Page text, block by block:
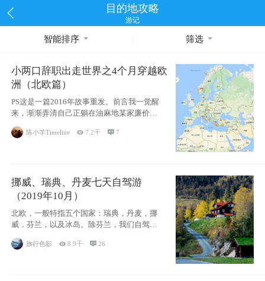
目的地攻略
游记
智能排序 筛选
小两口辞职出走世界之4个月穿越欧
洲（北欧篇）
PS这是一篇2016年故事重发。前言我一觉醒
来，渐渐弄清自己正躺在油麻地某家廉价宾
馆
陈小羊Timeline 7.2千 7
挪威、瑞典、丹麦七天自驾游
（2019年10月）
北欧，一般特指五个国家：瑞典，丹麦，挪
威，芬兰，以及冰岛。除芬兰，我们自驾游
旅行色影 8.9千 26